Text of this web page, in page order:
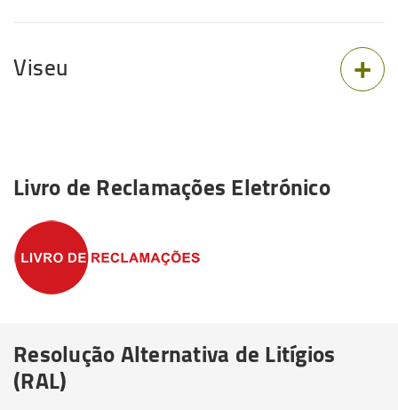
Viseu
Livro de Reclamações Eletrónico
Resolução Alternativa de Litígios
(RAL)